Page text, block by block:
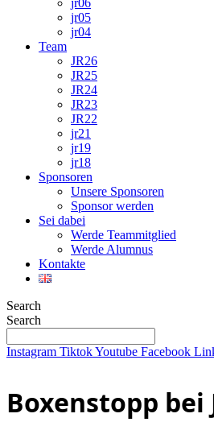
jr06
jr05
jr04
Team
JR26
JR25
JR24
JR23
JR22
jr21
jr19
jr18
Sponsoren
Unsere Sponsoren
Sponsor werden
Sei dabei
Werde Teammitglied
Werde Alumnus
Kontakte
Search
Search
Instagram TiktokYoutube Facebook
Boxenstopp bei